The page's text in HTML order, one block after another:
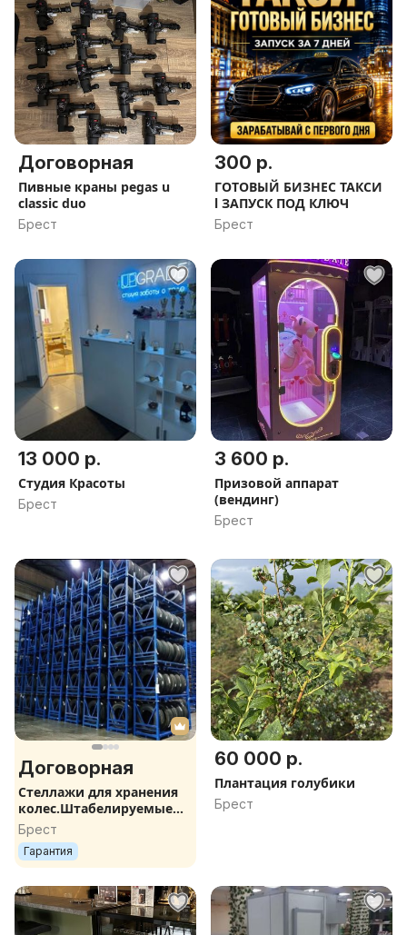
Договорная
Пивные краны pegas u
classic duo
Брест
300 р.
ГОТОВЫЙ БИЗНЕС ТАКСИ
l ЗАПУСК ПОД КЛЮЧ
Брест
13 000 р.
Студия Красоты
Брест
3 600 р.
Призовой аппарат
(вендинг)
Брест
Договорная
Стеллажи для хранения
колес.Штабелируемые
поддоны для легковых
колес, колес для
сельхозтехники
Брест
Гарантия
60 000 р.
Плантация голубики
Брест